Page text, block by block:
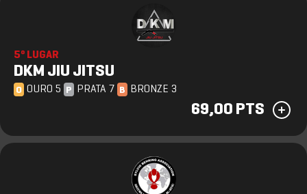
5º LUGAR
DKM JIU JITSU
O OURO 5 P PRATA 7 B BRONZE 3
69,00 PTS